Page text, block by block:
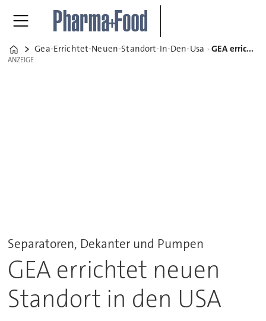
Home
Gea-Errichtet-Neuen-Standort-In-Den-Usa GEA errichtet neuen Standort in den USA
ANZEIGE
ANZEIGE
Separatoren, Dekanter und Pumpen
GEA errichtet neuen
Standort in den USA